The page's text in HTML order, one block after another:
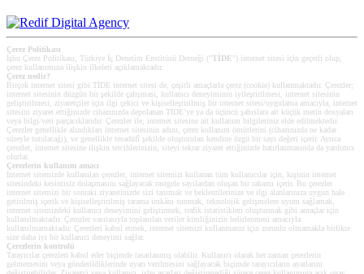
Çerez Politikası
İşbu Çerez Politikası, Türkiye İç Denetim Enstitüsü Derneği (" TİDE ") internet sitesi için geçerli olup,
çerez kullanımına ilişkin ilkeleri açıklamaktadır.
Çerez nedir?
Birçok internet sitesi gibi TİDE internet sitesi de, çeşitli amaçlarla çerez (cookie) kullanmaktadır. Çerezler;
internet sitesinin düzgün bir şekilde çalışması, kullanıcı deneyiminin iyileştirilmesi, internet sitesinin
geliştirilmesi, ziyaretçiler için ilgi çekici ve kişiselleştirilmiş bir internet sitesi/uygulama amacıyla, internet
sitesini ziyaret ettiğinizde cihazınızda depolanan TİDE’ye ya da üçüncü şahıslara ait küçük metin dosyaları
veya bilgi/veri parçacıklarıdır. Çerezler ile, internet sitesine ait kullanım bilgileriniz elde edilmektedir.
Çerezler genellikle alındıkları internet sitesinin adını, çerez kullanım ömürlerini (cihazınızda ne kadar
süreyle tutulacağı), ve genellikle tesadüfî şekilde oluşturulan kendine özgü bir sayı değeri içerir. Ayrıca
çerezler, internet sitesine ilişkin tercihlerinizin, siteyi tekrar ziyaret ettiğinizde hatırlanmasında da yardımcı
olurlar.
Çerezlerin kullanım amacı
Internet sitemizde kullanılan çerezler, internet sitemizi kullanan tüm kullanıcılar için, kişinin internet
sitesindeki kesintisiz dolaşmasını sağlayacak rastgele sayılardan oluşan bir rakamı içerir. Bu çerezler
internet sitemizi bir sonraki ziyaretinizde sizi tanımak ve beklentilerinize ve ilgi alanlarınıza uygun hale
getirilmiş içerik ve kişiselleştirilmiş tarama imkânı sunmak, teknolojik gelişmelere uyum sağlamak,
internet sitemizdeki kullanıcı deneyimini geliştirmek, trafik istatistikleri oluşturmak gibi amaçlar için
kullanılmaktadır. Çerezler vasıtasıyla toplanılan veriler kimliğinizin belirlenmesi amacıyla
kullanılmamaktadır. Çerezleri kabul etmek, internet sitemizi kullanmanız için zorunlu olmamakla birlikte
size daha iyi bir kullanıcı deneyimi sağlar.
Çerezlerin kontrolü
Tarayıcılar çerezleri kabul eder biçimde tasarlanmış olabilir. Kullanıcı olarak her zaman çerezlerin
gelmemesini veya gönderildiklerinde uyarı verilmesini sağlayacak biçimde tarayıcıların ayarlarını